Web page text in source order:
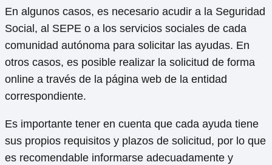
En algunos casos, es necesario acudir a la Seguridad
Social, al SEPE o a los servicios sociales de cada
comunidad autónoma para solicitar las ayudas. En
otros casos, es posible realizar la solicitud de forma
online a través de la página web de la entidad
correspondiente.
Es importante tener en cuenta que cada ayuda tiene
sus propios requisitos y plazos de solicitud, por lo que
es recomendable informarse adecuadamente y